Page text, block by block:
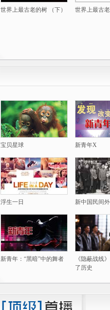
世界上最古老的树 （下） 世界上最古老
宝贝星球 新青年X
浮生一日 新中国民间
新青年：“黑暗”中的舞者
《隐蔽战线
了历史